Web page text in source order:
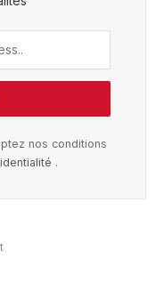
nos conditions
.